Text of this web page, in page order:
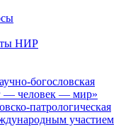
НИР
богословская
— человек — мир»
патрологическая
участием